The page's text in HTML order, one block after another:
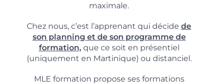
maximale.
Chez nous, c’est l’apprenant qui décide de
son planning et de son programme de
formation,que ce soit en présentiel
(uniquement en Martinique) ou distanciel.
MLE formation propose ses formations